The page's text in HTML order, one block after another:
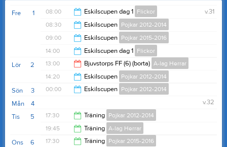
1
Fre v.31
08:00 Eskilscupen dag 1 Flickor
13:15
08:30 Eskilscupen Pojkar 2012-2014
12:30
09:00 Eskilscupen Pojkar 2015-2016
10:00
14:00 Eskilscupen dag 1 Flickor
19:15
2
Lör 13:00 Bjuvstorps FF (6) (borta) A-lag Herrar
15:00
14:20 Eskilscupen Pojkar 2012-2014
3
Sön 00:00 Eskilscupen Pojkar 2012-2014
14:00
4
Mån
v.32
5
Tis 17:30 Träning Pojkar 2012-2014
19:00
19:45 Träning A-lag Herrar
6
Ons 17:30 Träning Pojkar 2015-2016